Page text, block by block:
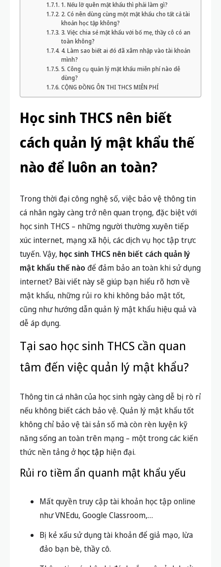
1. Nếu lỡ quên mật khẩu thì phải làm gì?
2. Có nên dùng cùng một mật khẩu cho tất cả tài
khoản học tập không?
3. Việc chia sẻ mật khẩu với bố mẹ, thầy cô có an
toàn không?
4. Làm sao biết ai đó đã xâm nhập vào tài khoản
mình?
5. Công cụ quản lý mật khẩu miễn phí nào dễ
dùng?
CỘNG ĐỒNG ÔN THI THCS MIỄN PHÍ
Học sinh THCS nên biết
cách quản lý mật khẩu thế
nào để luôn an toàn?
Trong thời đại công nghệ số, việc bảo vệ thông tin
cá nhân ngày càng trở nên quan trọng, đặc biệt với
học sinh THCS – những người thường xuyên tiếp
xúc internet, mạng xã hội, các dịch vụ học tập trực
tuyến. Vậy, học sinh THCS nên biết cách quản lý
mật khẩu thế nào để đảm bảo an toàn khi sử dụng
internet? Bài viết này sẽ giúp bạn hiểu rõ hơn về
mật khẩu, những rủi ro khi không bảo mật tốt,
cũng như hướng dẫn quản lý mật khẩu hiệu quả và
dễ áp dụng.
Tại sao học sinh THCS cần quan
tâm đến việc quản lý mật khẩu?
Thông tin cá nhân của học sinh ngày càng dễ bị rò rỉ
nếu không biết cách bảo vệ. Quản lý mật khẩu tốt
không chỉ bảo vệ tài sản số mà còn rèn luyện kỹ
năng sống an toàn trên mạng – một trong các kiến
thức nền tảng ởhọc tập hiện đại.
Rủi ro tiềm ẩn quanh mật khẩu yếu
Mất quyền truy cập tài khoản học tập online
như VNEdu, Google Classroom,…
Bị kẻ xấu sử dụng tài khoản để giả mạo, lừa
đảo bạn bè, thầy cô.